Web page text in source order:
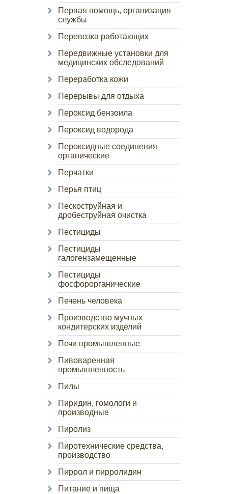
Первая помощь, организация
службы
Перевозка работающих
Передвижные установки для
медицинских обследований
Переработка кожи
Перерывы для отдыха
Пероксид бензоила
Пероксид водорода
Пероксидные соединения
органические
Перчатки
Перья птиц
Пескоструйная и
дробеструйная очистка
Пестициды
Пестициды
галогензамещенные
Пестициды
фосфорорганические
Печень человека
Производство мучных
кондитерских изделий
Печи промышленные
Пивоваренная
промышленность
Пилы
Пиридин, гомологи и
производные
Пиролиз
Пиротехнические средства,
производство
Пиррол и пирролидин
Питание и пища